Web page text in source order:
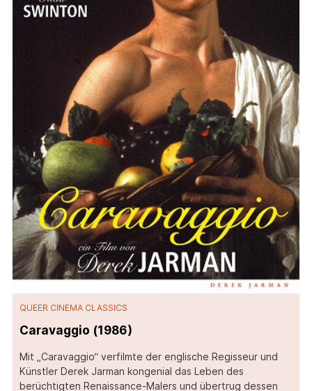
QUEER CINEMA CLASSICS
Caravaggio (1986)
Mit „Caravaggio“ verfilmte der englische Regisseur und
Künstler Derek Jarman kongenial das Leben des
berüchtigten Renaissance-Malers und übertrug dessen